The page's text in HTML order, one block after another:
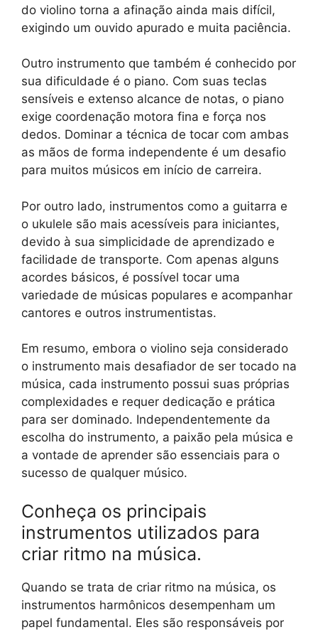
do violino torna a afinação ainda mais difícil,
exigindo um ouvido apurado e muita paciência.
Outro instrumento que também é conhecido por
sua dificuldade é o piano. Com suas teclas
sensíveis e extenso alcance de notas, o piano
exige coordenação motora fina e força nos
dedos. Dominar a técnica de tocar com ambas
as mãos de forma independente é um desafio
para muitos músicos em início de carreira.
Por outro lado, instrumentos como a guitarra e
o ukulele são mais acessíveis para iniciantes,
devido à sua simplicidade de aprendizado e
facilidade de transporte. Com apenas alguns
acordes básicos, é possível tocar uma
variedade de músicas populares e acompanhar
cantores e outros instrumentistas.
Em resumo, embora o violino seja considerado
o instrumento mais desafiador de ser tocado na
música, cada instrumento possui suas próprias
complexidades e requer dedicação e prática
para ser dominado. Independentemente da
escolha do instrumento, a paixão pela música e
a vontade de aprender são essenciais para o
sucesso de qualquer músico.
Conheça os principais
instrumentos utilizados para
criar ritmo na música.
Quando se trata de criar ritmo na música, os
instrumentos harmônicos desempenham um
papel fundamental. Eles são responsáveis por